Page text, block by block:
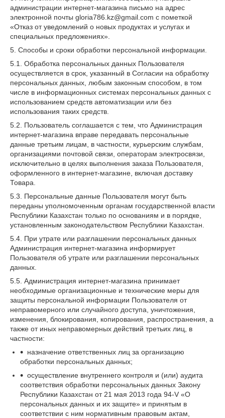
администрации интернет-магазина письмо на адрес
электронной почты gloria786.kz@gmail.com с пометкой
«Отказ от уведомлений о новых продуктах и услугах и
специальных предложениях».
5. Способы и сроки обработки персональной информации.
5.1. Обработка персональных данных Пользователя
осуществляется в срок, указанный в Согласии на обработку
персональных данных, любым законным способом, в том
числе в информационных системах персональных данных с
использованием средств автоматизации или без
использования таких средств.
5.2. Пользователь соглашается с тем, что Администрация
интернет-магазина вправе передавать персональные
данные третьим лицам, в частности, курьерским службам,
организациями почтовой связи, операторам электросвязи,
исключительно в целях выполнения заказа Пользователя,
оформленного в интернет-магазине, включая доставку
Товара.
5.3. Персональные данные Пользователя могут быть
переданы уполномоченным органам государственной власти
Республики Казахстан только по основаниям и в порядке,
установленным законодательством Республики Казахстан.
5.4. При утрате или разглашении персональных данных
Администрация интернет-магазина информирует
Пользователя об утрате или разглашении персональных
данных.
5.5. Администрация интернет-магазина принимает
необходимые организационные и технические меры для
защиты персональной информации Пользователя от
неправомерного или случайного доступа, уничтожения,
изменения, блокирования, копирования, распространения, а
также от иных неправомерных действий третьих лиц, в
частности:
назначение ответственных лиц за организацию
обработки персональных данных;
осуществление внутреннего контроля и (или) аудита
соответствия обработки персональных данных Закону
Республики Казахстан от 21 мая 2013 года 94-V «О
персональных данных и их защите» и принятым в
соответствии с ним нормативным правовым актам,